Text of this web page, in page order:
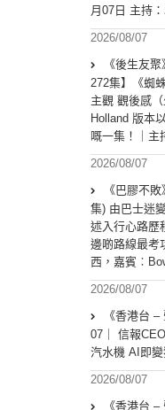
月07日 主持
2026/08/07
《後生友
272集】《蜘
主觀 觀後感
Holland 版本
嘅一集！｜主
2026/08/07
《巴膠不
集) 由巴士迷
述入行心路歷
邊啲路線最考
西，嘉賓
2026/08/07
《香港台
07｜ 信報
汽水機 AI即
2026/08/07
《香港台